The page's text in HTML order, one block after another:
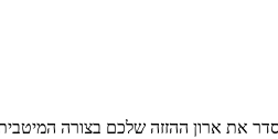
את ארון ההזזה שלכם בצורה